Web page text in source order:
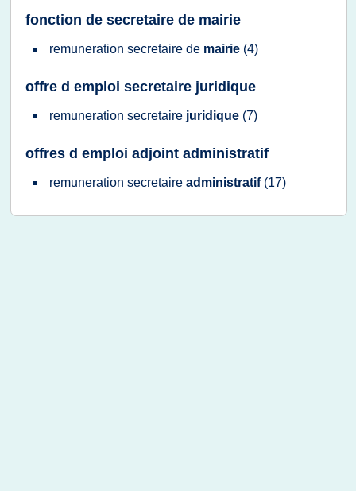
fonction de secretaire de mairie
remuneration secretaire de mairie (4)
offre d emploi secretaire juridique
remuneration secretaire juridique (7)
offres d emploi adjoint administratif
remuneration secretaire administratif (17)